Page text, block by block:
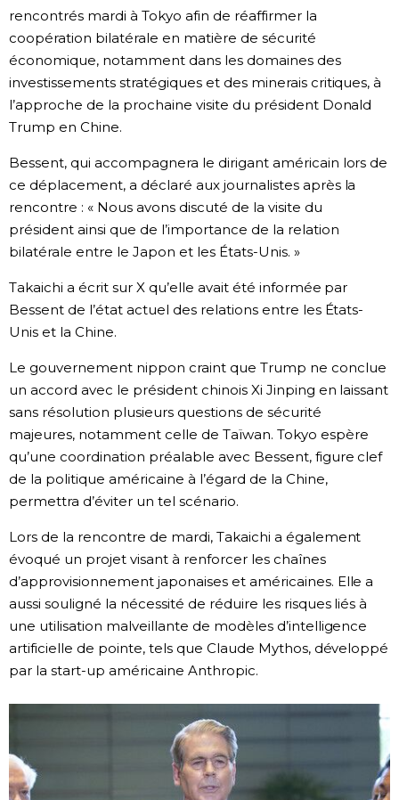
Chroniques
Images
Vidéos
Tokyo
rencontrés mardi à Tokyo afin de réaffirmer la
coopération bilatérale en matière de sécurité
économique, notamment dans les domaines des
investissements stratégiques et des minerais critiques, à
l’approche de la prochaine visite du président Donald
Trump en Chine.
Bessent, qui accompagnera le dirigant américain lors de
ce déplacement, a déclaré aux journalistes après la
rencontre : « Nous avons discuté de la visite du
président ainsi que de l’importance de la relation
bilatérale entre le Japon et les États-Unis. »
Takaichi a écrit sur X qu’elle avait été informée par
Bessent de l’état actuel des relations entre les États-
Unis et la Chine.
Le gouvernement nippon craint que Trump ne conclue
un accord avec le président chinois Xi Jinping en laissant
sans résolution plusieurs questions de sécurité
majeures, notamment celle de Taïwan. Tokyo espère
qu’une coordination préalable avec Bessent, figure clef
de la politique américaine à l’égard de la Chine,
permettra d’éviter un tel scénario.
Lors de la rencontre de mardi, Takaichi a également
évoqué un projet visant à renforcer les chaînes
d’approvisionnement japonaises et américaines. Elle a
aussi souligné la nécessité de réduire les risques liés à
une utilisation malveillante de modèles d’intelligence
artificielle de pointe, tels que Claude Mythos, développé
par la start-up américaine Anthropic.